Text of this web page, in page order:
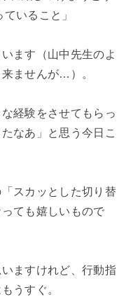
いること」
ます（山中先生のよ
ませんが…）。
経験をさせてもらっ
なあ」と思う今日こ
スカッとした切り替
ても嬉しいもので
ますけれど、行動指
うすぐ。